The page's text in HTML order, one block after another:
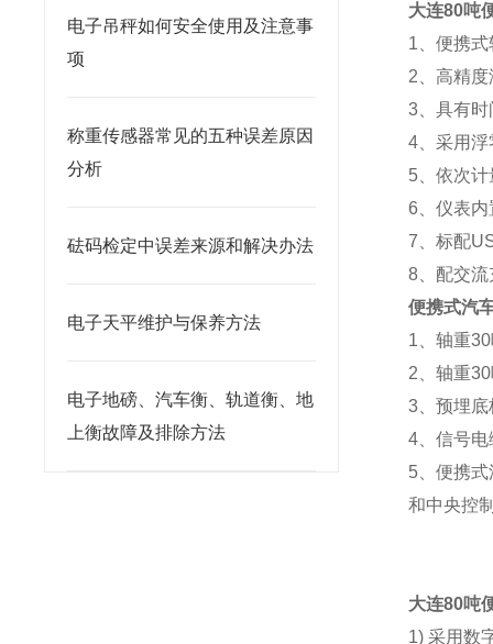
电子吊秤如何安全使用及注意事
项
称重传感器常见的五种误差原因
分析
砝码检定中误差来源和解决办法
电子天平维护与保养方法
电子地磅、汽车衡、轨道衡、地
上衡故障及排除方法
大连80吨
1、便携
2、高精
3、具有
4、采用
5、依次
6、仪表
7、标配
8、配交
便携式汽
1、轴重
2、轴重
3、预埋
4、信号
5、便携
和中央控
大连80吨
1) 采用数